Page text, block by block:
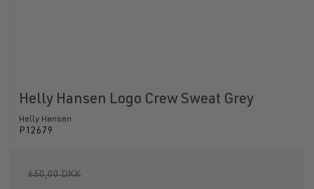
Helly Hansen Logo Crew Sweat Grey
Helly Hansen
P12679
650,00 DKK